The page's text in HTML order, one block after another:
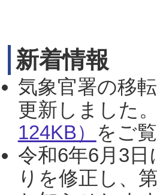
新着情報
気象官署の移
更新しました
124KB） をご
令和6年6月3
りを修正し、